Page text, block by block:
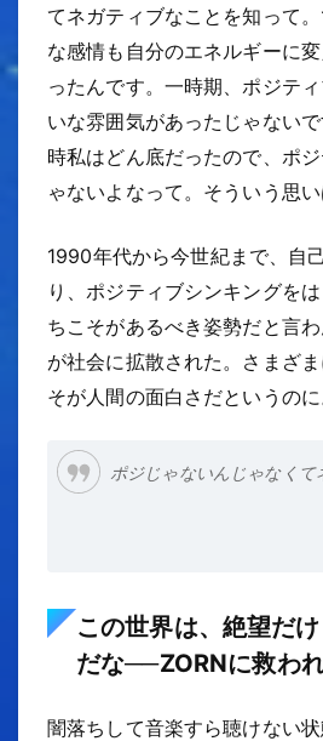
てネガティブなことを知って
な感情も自分のエネルギーに
ったんです。一時期、ポジテ
いな雰囲気があったじゃない
時私はどん底だったので、ポ
ゃないよなって。そういう思い
1990年代から今世紀まで、自
り、ポジティブシンキングを
ちこそがあるべき姿勢だと言
が社会に拡散された。さまざ
そが人間の面白さだというのに
ポジじゃないんじゃなくて
この世界は、絶望だ
だな──ZORNに救わ
闇落ちして音楽すら聴けない